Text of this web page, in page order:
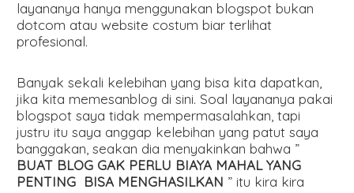
layananya hanya menggunakan blogspot bukan
dotcom atau website costum biar terlihat
profesional.
Banyak sekali kelebihan yang bisa kita dapatkan,
jika kita memesanblog di sini. Soal layananya pakai
blogspot saya tidak mempermasalahkan, tapi
justru itu saya anggap kelebihan yang patut saya
banggakan, seakan dia menyakinkan bahwa ”
BUAT BLOG GAK PERLU BIAYA MAHAL YANG
PENTING BISA MENGHASILKAN ” itu kira kira